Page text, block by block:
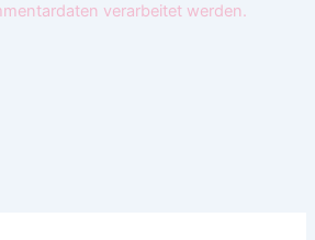
verarbeitet werden.